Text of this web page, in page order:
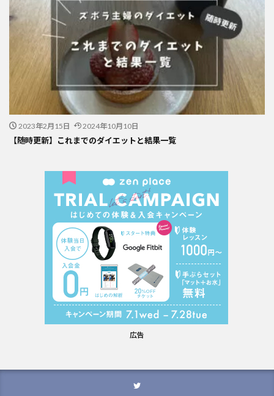
2023年2月15日 2024年10月10日
【随時更新】これまでのダイエットと結果一覧
広告